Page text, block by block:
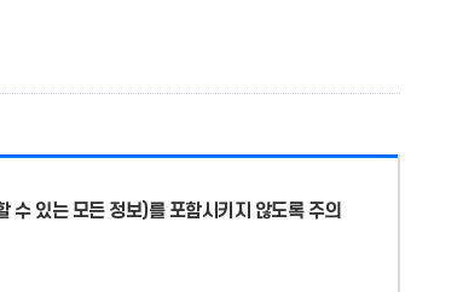
수 있는 모든 정보)를 포함시키지 않도록 주의